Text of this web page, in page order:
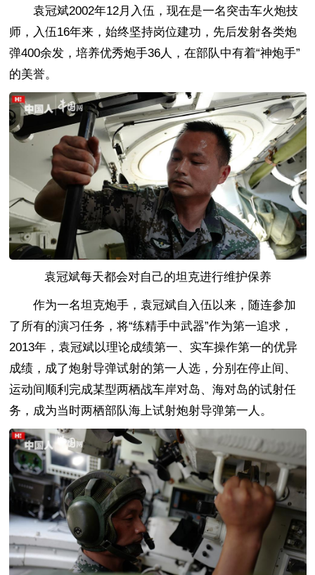
袁冠斌2002年12月入伍，现在是一名突击车火炮技
师，入伍16年来，始终坚持岗位建功，先后发射各类炮
弹400余发，培养优秀炮手36人，在部队中有着“神炮手”
的美誉。
袁冠斌每天都会对自己的坦克进行维护保养
作为一名坦克炮手，袁冠斌自入伍以来，随连参加
了所有的演习任务，将“练精手中武器”作为第一追求，
2013年，袁冠斌以理论成绩第一、实车操作第一的优异
成绩，成了炮射导弹试射的第一人选，分别在停止间、
运动间顺利完成某型两栖战车岸对岛、海对岛的试射任
务，成为当时两栖部队海上试射炮射导弹第一人。